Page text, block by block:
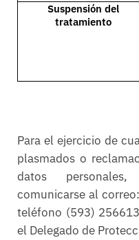
Suspensión del
tratamiento
Para el ejercicio de
plasmados o
datos
comunicarse al correo:
teléfono (593)
el Delegado de